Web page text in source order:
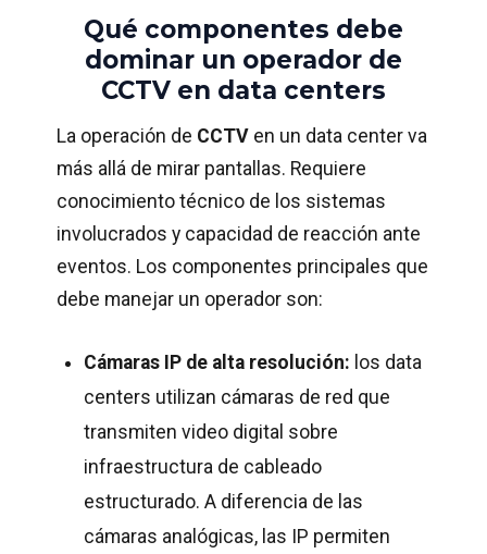
Qué componentes debe
dominar un operador de
CCTV en data centers
La operación de CCTV en un data center va
más allá de mirar pantallas. Requiere
conocimiento técnico de los sistemas
involucrados y capacidad de reacción ante
eventos. Los componentes principales que
debe manejar un operador son:
Cámaras IP de alta resolución: los data
centers utilizan cámaras de red que
transmiten video digital sobre
infraestructura de cableado
estructurado. A diferencia de las
cámaras analógicas, las IP permiten